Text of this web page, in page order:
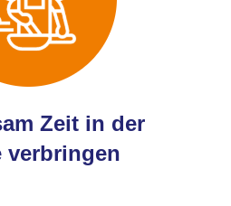
Zeit in der
verbringen